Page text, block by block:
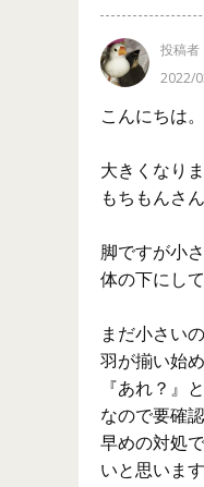
投稿者
2022/
こんにちは。
大きくなり
もちもんさ
脚ですが小
体の下にし
まだ小さい
羽が揃い始
『あれ？』
なので要確
早めの対処
いと思います